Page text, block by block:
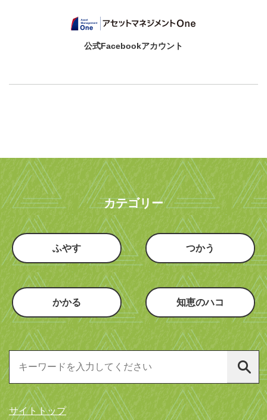
公式Facebookアカウント
カテゴリー
ふやす つかう
かかる 知恵のハコ
サイトトップ